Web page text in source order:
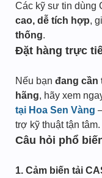
Các kỹ sư tin dùng
cao, dễ tích hợp,
thống.
Đặt hàng trực
Nếu bạn đang cần
hãng, hãy xem
tại Hoa Sen Vàng
trợ kỹ thuật tận tâm.
Câu hỏi phổ
1. Cảm biến tải